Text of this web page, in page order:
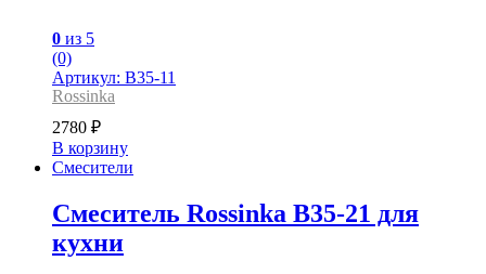
0 из 5
(0)
Артикул: B35-11
Rossinka
2780 ₽
В корзину
Смесители
Смеситель Rossinka B35-21 для
кухни